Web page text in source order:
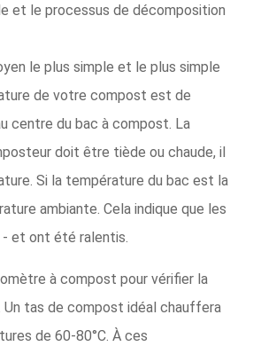
et le processus de décomposition
le plus simple et le plus simple
de votre compost est de
centre du bac à compost. La
doit être tiède ou chaude, il
Si la température du bac est la
ambiante. Cela indique que les
et ont été ralentis.
à compost pour vérifier la
Un tas de compost idéal chauffera
de 60-80°C. À ces